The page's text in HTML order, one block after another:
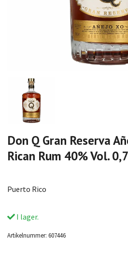
Don Q Gran Reserva
Rican Rum 40% Vol.
Puerto Rico
I lager.
Artikelnummer: 607446